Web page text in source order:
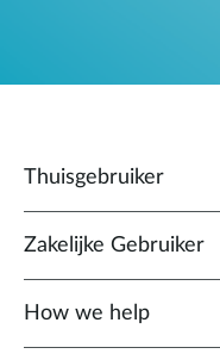
Thuisgebruiker
Zakelijke Gebruiker
How we help